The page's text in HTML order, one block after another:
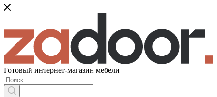
Готовый интернет-магазин мебели